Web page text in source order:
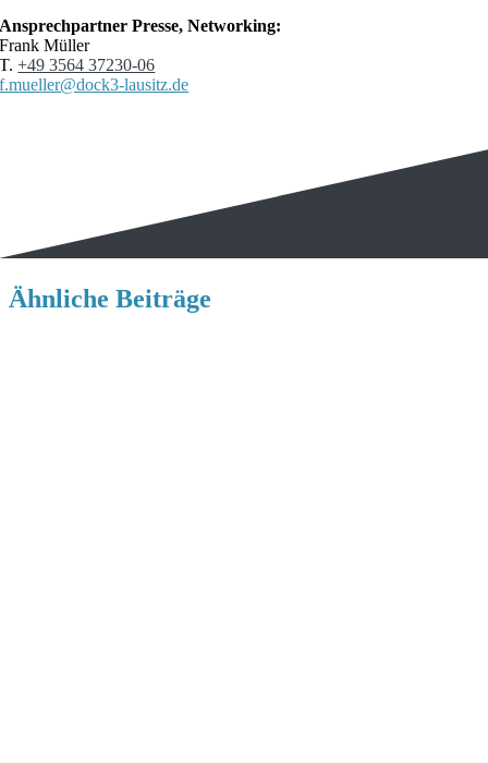
Ansprechpartner Presse, Networking:
Frank Müller
T.+49 3564 37230-06
f.mueller@dock3-lausitz.de
Ähnliche Beiträge